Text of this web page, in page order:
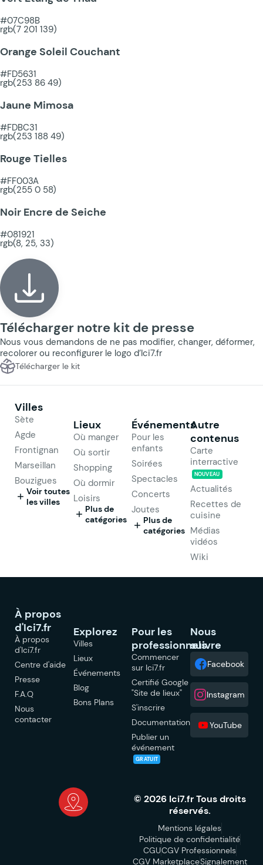
#07C98B
rgb(7 201 139)
Orange Soleil Couchant
#FD5631
rgb(253 86 49)
Jaune Mimosa
#FDBC31
rgb(253 188 49)
Rouge Tielles
#FF003A
rgb(255 0 58)
Noir Encre de Seiche
#081921
rgb(8, 25, 33)
Télécharger notre kit de presse
Nous vous demandons de ne pas modifier, changer, déformer,
recolorer ou reconfigurer le logo d’Ici7.fr
Télécharger le kit
Villes
Sète
Agde
Frontignan
Marseillan
Bouzigues
Voir toutes
les villes
Lieux
Où manger
Où sortir
Shopping
Où dormir
Loisirs
Plus de
catégories
Événements
Pour les
enfants
Soirées
Spectacles
Concerts
Joutes
Plus de
catégories
Autre
contenus
Carte
interractive
NOUVEAU
Actualités
Recettes de
cuisine
Médias
vidéos
Wiki
À propos
d'Ici7.fr
À propos
d'Ici7.fr
Centre d'aide
Presse
F.A.Q
Nous
contacter
Explorez
Villes
Lieux
Événements
Blog
Bons Plans
Pour les
professionnels
Commencer
sur Ici7.fr
Certifié Google
"Site de lieux"
S'inscrire
Documentation
Publier un
événement
GRATUIT
Nous
suivre
Facebook
Instagram
YouTube
© 2026 Ici7.fr Tous droits
réservés.
Mentions légales
Politique de confidentialité
CGUCGV Professionnels
CGV MarketplaceSignalement